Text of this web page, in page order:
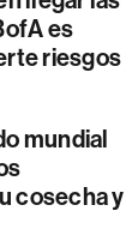
es
riesgos
mundial
cosecha y